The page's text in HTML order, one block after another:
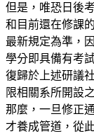
但是，唯恐日後
和目前還在修課
最新規定為準，
學分即具備有考
復歸於上述研議
限相關系所開設
那麼，一旦修正
才養成管道，從